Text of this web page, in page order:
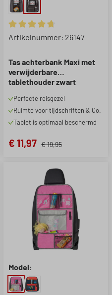
Gemiddelde waardering van
Artikelnummer: 26147
Tas achterbank Maxi met
verwijderbare
tablethouder zwart
Perfecte reisgezel
Ruimte voor tijdschriften & Co.
Tablet is optimaal beschermd
€ 11,97 € 19,95
van 5 sterren
Model: